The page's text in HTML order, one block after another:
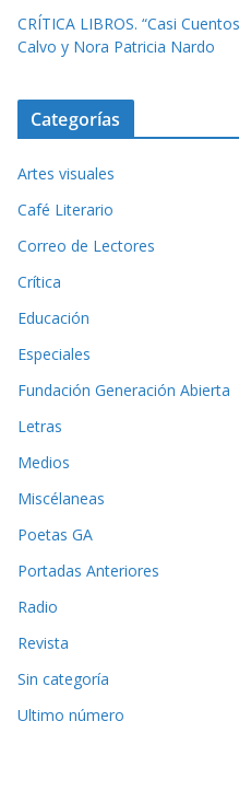
CRÍTICA LIBROS. “Casi
Calvo y Nora Patricia Nardo
Categorías
Artes visuales
Café Literario
Correo de Lectores
Crítica
Educación
Especiales
Fundación Generación Abierta
Letras
Medios
Miscélaneas
Poetas GA
Portadas Anteriores
Radio
Revista
Sin categoría
Ultimo número